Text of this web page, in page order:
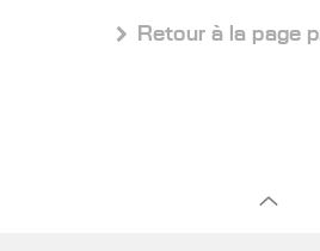
 Retour à la page